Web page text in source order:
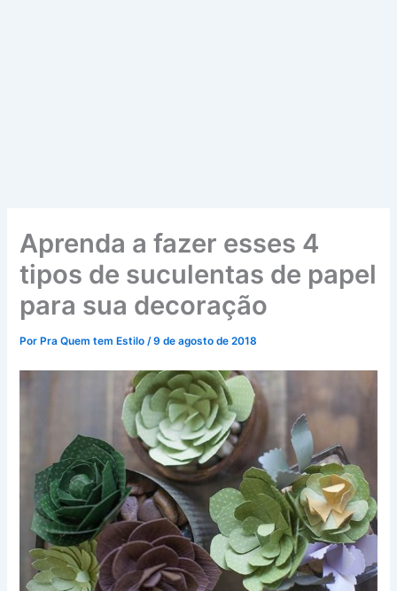
Aprenda a fazer esses 4
tipos de suculentas de papel
para sua decoração
Por Pra Quem tem Estilo/9 de agosto de 2018